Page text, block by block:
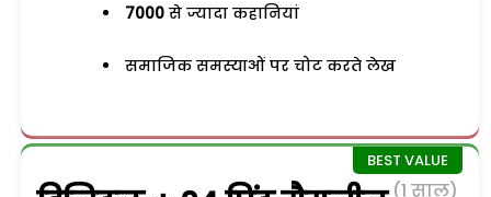
7000 से ज्यादा कहानियां
समाजिक समस्याओं पर चोट करते लेख
(1 साल)